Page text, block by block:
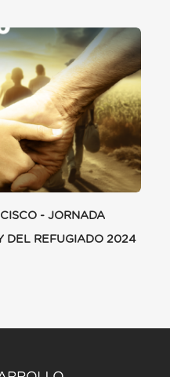
- JORNADA
DEL REFUGIADO 2024